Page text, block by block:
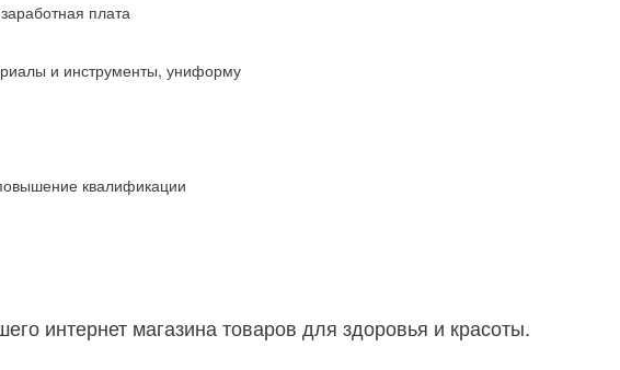
плата
и инструменты, униформу
квалификации
интернет магазина товаров для здоровья и красоты.